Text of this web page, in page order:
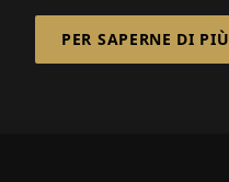
PER SAPERNE DI PIÙ